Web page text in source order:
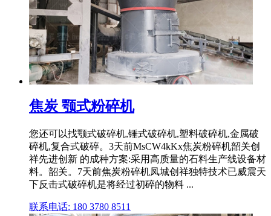
焦炭 颚式粉碎机
您还可以找颚式破碎机,锤式破碎机,塑料破碎机,金属破
碎机,复合式破碎。3天前MsCW4kKx焦炭粉碎机韶关创
祥先进创新 的成种方案:采用高质量的石料生产线设备材
料。韶关。7天前焦炭粉碎机凤城创祥独特技术已威震天
下反击式破碎机是将经过初碎的物料 ...
联系电话: 180 3780 8511